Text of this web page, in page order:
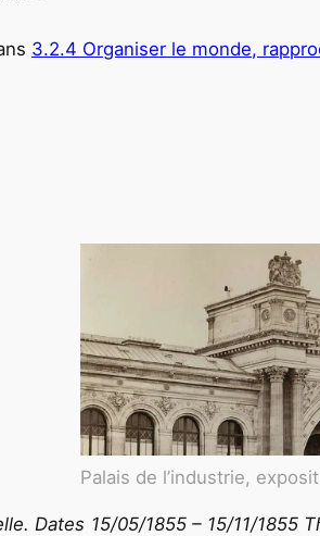
3.2.4 Organiser le monde,
Palais de l’industrie,
Dates 15/05/1855 – 15/11/